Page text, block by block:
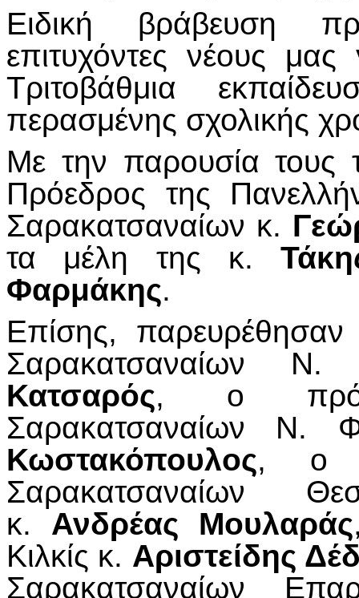
Ειδική βράβευση
επιτυχόντες νέους
Τριτοβάθμια
περασμένης σχολικής
Με την παρουσία τους
Πρόεδρος της
Σαρακατσαναίων κ.
τα μέλη της κ.
Φαρμάκης.
Επίσης,
Σαρακατσαναίων
Κατσαρός, ο
Σαρακατσαναίων Ν.
Κωστακόπουλος, ο
Σαρακατσαναίων
κ. Ανδρέας Μουλαράς
Κιλκίς κ. Αριστείδης
Σαρακατσαναίων